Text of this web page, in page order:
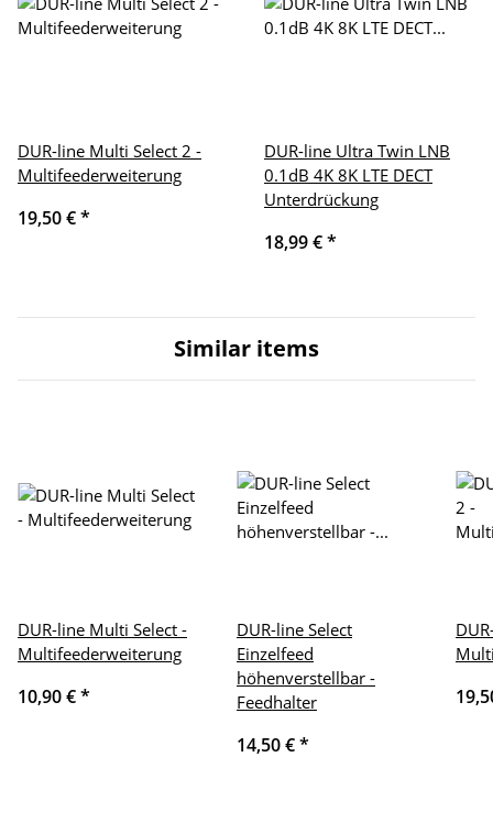
DUR-line Multi Select 2 -
Multifeederweiterung
19,50 €*
DUR-line Ultra Twin LNB
0.1dB 4K 8K LTE DECT
Unterdrückung
18,99 €*
Similar items
DUR-line Multi Select -
Multifeederweiterung
10,90 €*
DUR-line Select
Einzelfeed
höhenverstellbar -
Feedhalter
14,50 €*